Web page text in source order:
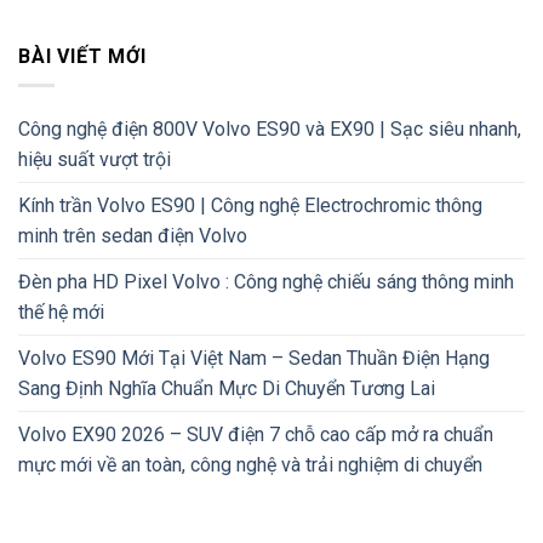
BÀI VIẾT MỚI
Công nghệ điện 800V Volvo ES90 và EX90 | Sạc siêu nhanh,
hiệu suất vượt trội
Kính trần Volvo ES90 | Công nghệ Electrochromic thông
minh trên sedan điện Volvo
Đèn pha HD Pixel Volvo : Công nghệ chiếu sáng thông minh
thế hệ mới
Volvo ES90 Mới Tại Việt Nam – Sedan Thuần Điện Hạng
Sang Định Nghĩa Chuẩn Mực Di Chuyển Tương Lai
Volvo EX90 2026 – SUV điện 7 chỗ cao cấp mở ra chuẩn
mực mới về an toàn, công nghệ và trải nghiệm di chuyển